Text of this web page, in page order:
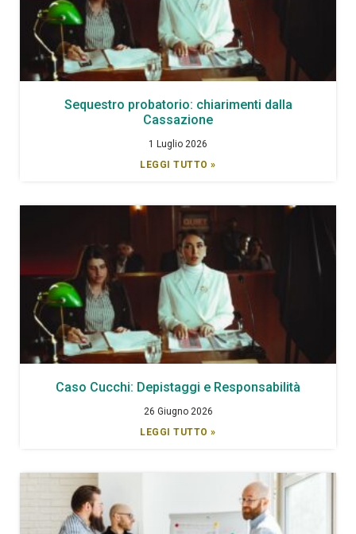
Sequestro probatorio: chiarimenti dalla
Cassazione
1 Luglio 2026
LEGGI TUTTO »
Caso Cucchi: Depistaggi e Responsabilità
26 Giugno 2026
LEGGI TUTTO »